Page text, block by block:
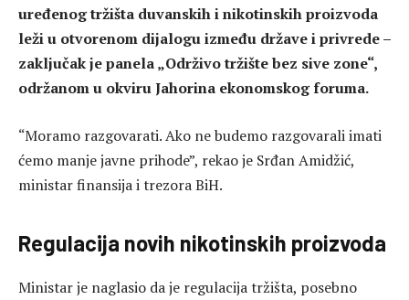
uređenog tržišta duvanskih i nikotinskih proizvoda
leži u otvorenom dijalogu između države i privrede –
zaključak je panela „Održivo tržište bez sive zone“,
održanom u okviru Jahorina ekonomskog foruma.
“Moramo razgovarati. Ako ne budemo razgovarali imati
ćemo manje javne prihode”, rekao je Srđan Amidžić,
ministar finansija i trezora BiH.
Regulacija novih nikotinskih proizvoda
Ministar je naglasio da je regulacija tržišta, posebno